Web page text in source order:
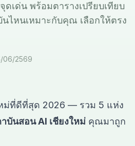
เด่น พร้อมตารางเปรียบเทียบ
ไหนเหมาะกับคุณ เลือกให้ตรง
06/2569
ม่ที่ดีที่สุด 2026 — รวม 5 แห่ง
บันสอน AI เชียงใหม่ คุณมาถูก